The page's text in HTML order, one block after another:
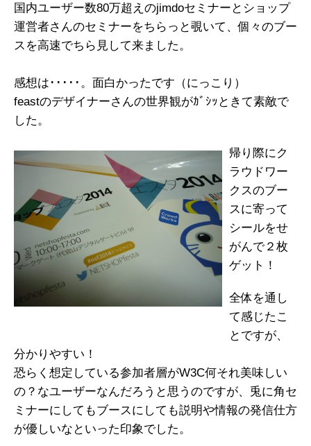
国内ユーザー数80万超えのjimdoセミナーとショップ
運営者さんのセミナーをちらっと覗いて、個々のブー
スを高速でちら見して来ました。
感想は･････。面白かったです（にっこり）
feastのデザイナーさんの世界観がｶﾞｼｯときて素敵で
した。
帰り際にク
ラウドワー
クスのブー
スに寄って
シールをせ
がんで２枚
ゲット！
全体を通し
て感じたこ
とですが、
分かりやすい！
恐らく想定している参加者層がW3C何それ美味しい
の？なユーザーなんだろうと思うのですが、兎に角セ
ミナーにしてもブースにしても説明や情報の発信仕方
が優しいなといった印象でした。